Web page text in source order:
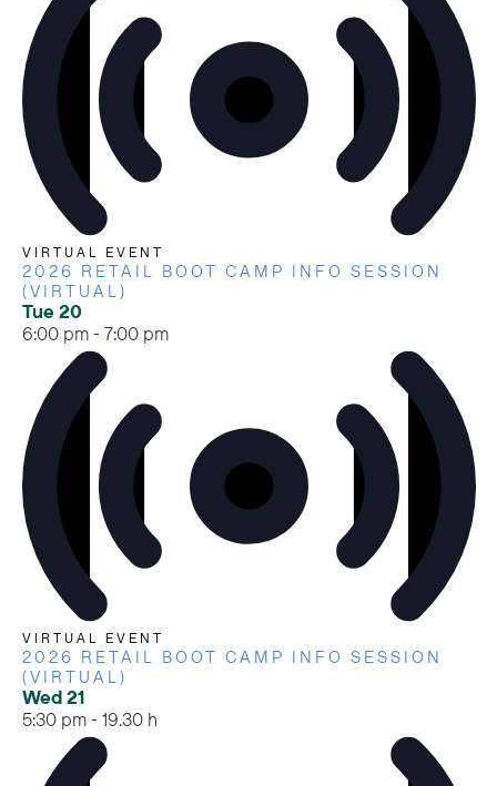
VIRTUAL EVENT
2026 RETAIL BOOT CAMP INFO SESSION
(VIRTUAL)
Tue20
6:00 pm- 7:00 pm
VIRTUAL EVENT
2026 RETAIL BOOT CAMP INFO SESSION
(VIRTUAL)
Wed21
5:30 pm- 19.30 h